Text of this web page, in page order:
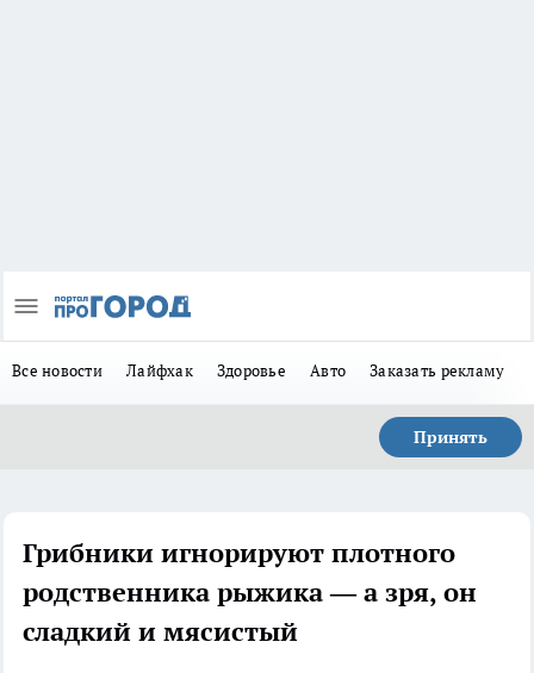
Все новости Лайфхак Здоровье Авто Заказать рекламу
Принять
Грибники игнорируют плотного
родственника рыжика — а зря, он
сладкий и мясистый